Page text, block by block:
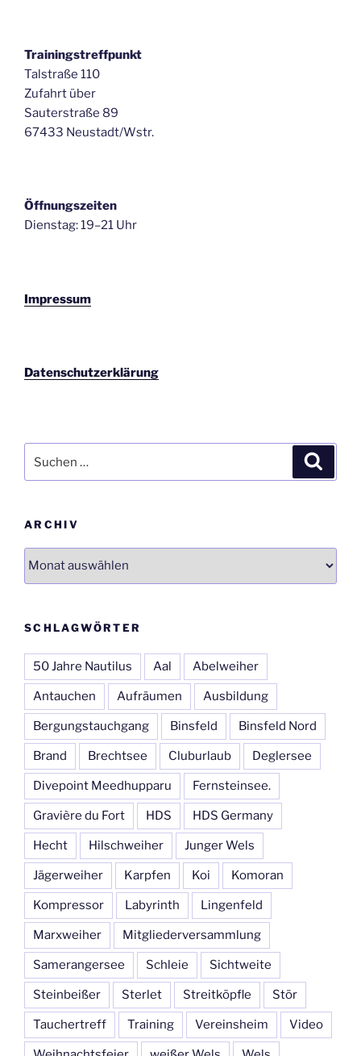
Trainingstreffpunkt
Talstraße 110
Zufahrt über
Sauterstraße 89
67433 Neustadt/Wstr.
Öffnungszeiten
Dienstag: 19–21 Uhr
Impressum
Datenschutzerklärung
nach:
ARCHIV
SCHLAGWÖRTER
50 Jahre Nautilus Aal Abelweiher
Antauchen Aufräumen Ausbildung
Bergungstauchgang Binsfeld Binsfeld Nord
Brand Brechtsee Cluburlaub Deglersee
Divepoint Meedhupparu Fernsteinsee.
Gravière du Fort HDS HDS Germany
Hecht Hilschweiher Junger Wels
Jägerweiher Karpfen Koi Komoran
Kompressor Labyrinth Lingenfeld
Marxweiher Mitgliederversammlung
Samerangersee Schleie Sichtweite
Steinbeißer Sterlet Streitköpfle Stör
Tauchertreff Training Vereinsheim Video